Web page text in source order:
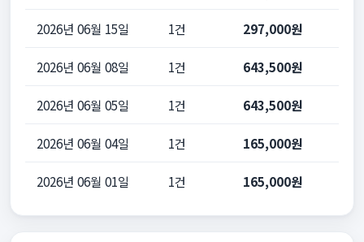
2026년 06월 15일 1건 297,000원
2026년 06월 08일 1건 643,500원
2026년 06월 05일 1건 643,500원
2026년 06월 04일 1건 165,000원
2026년 06월 01일 1건 165,000원